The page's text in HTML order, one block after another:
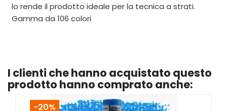
lo rende il prodotto ideale per la tecnica a strati.
Gamma da 106 colori
I clienti che hanno acquistato questo
prodotto hanno comprato anche:
-20%